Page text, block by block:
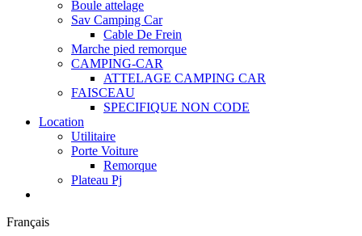
Boule attelage
Sav Camping Car
Cable De Frein
Marche pied remorque
CAMPING-CAR
ATTELAGE CAMPING CAR
FAISCEAU
SPECIFIQUE NON CODE
Location
Utilitaire
Porte Voiture
Remorque
Plateau Pj
Français